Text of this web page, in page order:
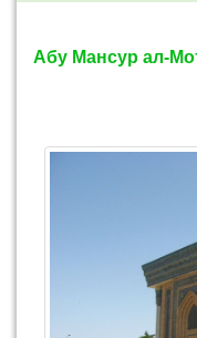
Абу Мансур ал-